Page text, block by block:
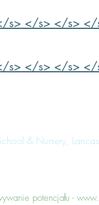
s> </s> </s> </
s> </s> </s> </
& Nursery,
potencjału -